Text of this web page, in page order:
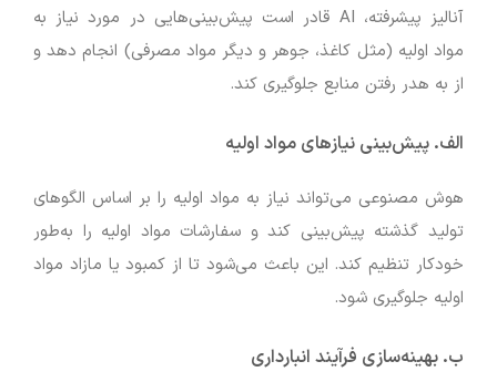
آنالیز پیشرفته، AI قادر است پیش‌بینی‌هایی در مورد نیاز به
مواد اولیه (مثل کاغذ، جوهر و دیگر مواد مصرفی) انجام دهد و
از به هدر رفتن منابع جلوگیری کند.
الف. پیش‌بینی نیازهای مواد اولیه
هوش مصنوعی می‌تواند نیاز به مواد اولیه را بر اساس الگوهای
تولید گذشته پیش‌بینی کند و سفارشات مواد اولیه را به‌طور
خودکار تنظیم کند. این باعث می‌شود تا از کمبود یا مازاد مواد
اولیه جلوگیری شود.
ب. بهینه‌سازی فرآیند انبارداری